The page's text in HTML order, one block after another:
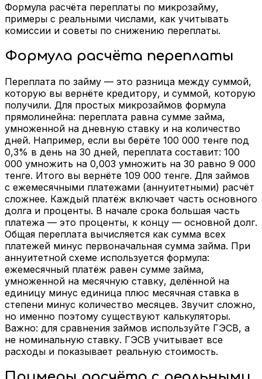
Формула расчёта переплаты по микрозайму,
примеры с реальными числами, как учитывать
комиссии и советы по снижению переплаты.
Формула расчёта переплаты
Переплата по займу — это разница между суммой,
которую вы вернёте кредитору, и суммой, которую
получили. Для простых микрозаймов формула
прямолинейна: переплата равна сумме займа,
умноженной на дневную ставку и на количество
дней. Например, если вы берёте 100 000 тенге под
0,3% в день на 30 дней, переплата составит: 100
000 умножить на 0,003 умножить на 30 равно 9 000
тенге. Итого вы вернёте 109 000 тенге. Для займов
с ежемесячными платежами (аннуитетными) расчёт
сложнее. Каждый платёж включает часть основного
долга и проценты. В начале срока большая часть
платежа — это проценты, к концу — основной долг.
Общая переплата вычисляется как сумма всех
платежей минус первоначальная сумма займа. При
аннуитетной схеме используется формула:
ежемесячный платёж равен сумме займа,
умноженной на месячную ставку, делённой на
единицу минус единица плюс месячная ставка в
степени минус количество месяцев. Звучит сложно,
но именно поэтому существуют калькуляторы.
Важно: для сравнения займов используйте ГЭСВ, а
не номинальную ставку. ГЭСВ учитывает все
расходы и показывает реальную стоимость.